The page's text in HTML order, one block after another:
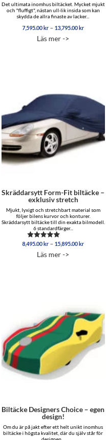
Det ultimata inomhus biltäcket. Mycket mjukt
och "fluffigt", nästan ull-lik insida som kan
skydda de allra finaste av lacker...
7,595.00kr – 13,795.00kr
Läs mer ->
Skräddarsytt Form-Fit biltäcke –
exklusiv stretch
Mjukt, lyxigt och stretchbart material som
följer bilens kurvor och konturer.
Skräddarsytt biltäcke till din exakta bilmodell.
6 standardfärger...
Betygsatt
av 5
8,495.00 kr – 15,895.00 kr
Läs mer ->
Biltäcke Designers Choice – egen
design!
Om du är på jakt efter ett helt unikt inomhus
biltäcke i högsta kvalitet, där du själv står för
designen...